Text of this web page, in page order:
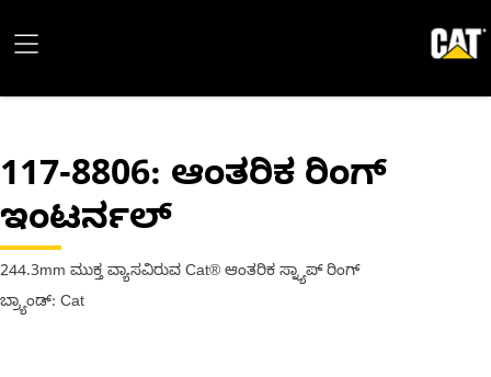
117-8806: ಆಂತರಿಕ ರಿಂಗ್
ಇಂಟರ್ನಲ್
244.3mm ಮುಕ್ತ ವ್ಯಾಸವಿರುವ Cat® ಆಂತರಿಕ ಸ್ನ್ಯಾಪ್ ರಿಂಗ್
ಬ್ರ್ಯಾಂಡ್: Cat